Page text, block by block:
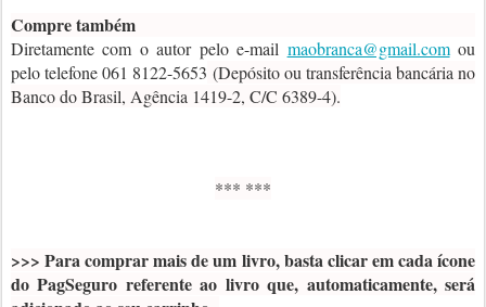
Compre também
Diretamente com o autor pelo e-mail maobranca@gmail.comou
pelo telefone 061 8122-5653 (Depósito ou transferência bancária no
Banco do Brasil, Agência 1419-2, C/C 6389-4).
*** ***
>>> Para comprar mais de um livro, basta clicar em cada ícone
do PagSeguro referente ao livro que, automaticamente, será